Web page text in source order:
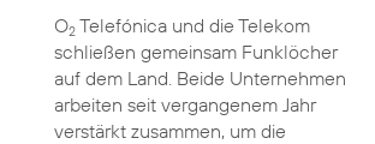
O2Telefónica und die Telekom
schließen gemeinsam Funklöcher
auf dem Land. Beide Unternehmen
arbeiten seit vergangenem Jahr
verstärkt zusammen, um die